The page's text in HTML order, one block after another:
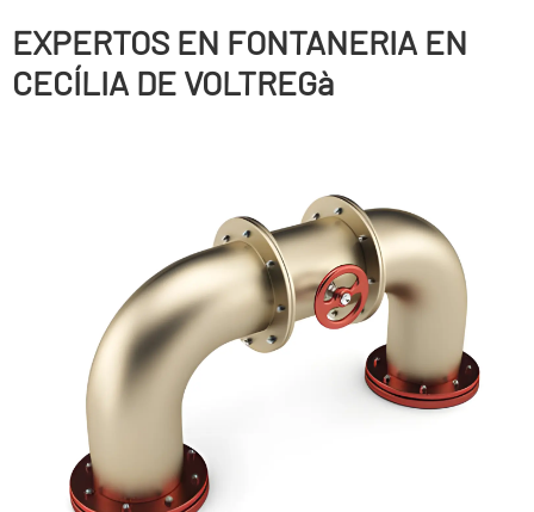
EXPERTOS EN FONTANERIA EN
CECÍLIA DE VOLTREGà